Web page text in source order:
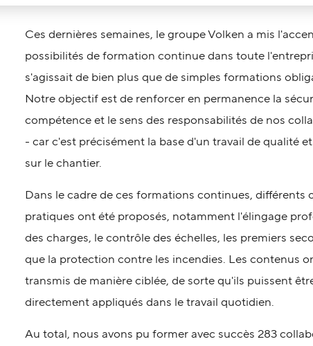
Ces dernières semaines, le groupe Volken a mis
possibilités de formation continue dans toute
s'agissait de bien plus que de simples formations
Notre objectif est de renforcer en permanence la
compétence et le sens des responsabilités de nos
- car c'est précisément la base d'un travail de qualité
sur le chantier.
Dans le cadre de ces formations continues, différents
pratiques ont été proposés, notamment l'élingage
des charges, le contrôle des échelles, les premiers
que la protection contre les incendies. Les contenus
transmis de manière ciblée, de sorte qu'ils puissent
directement appliqués dans le travail quotidien.
Au total, nous avons pu former avec succès 283